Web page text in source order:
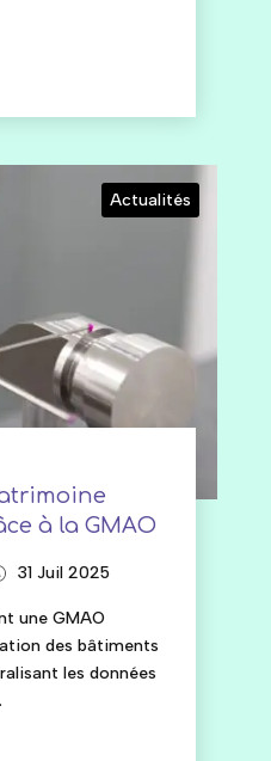
Actualités
à la GMAO
31 Juil 2025
une GMAO
des bâtiments
les données